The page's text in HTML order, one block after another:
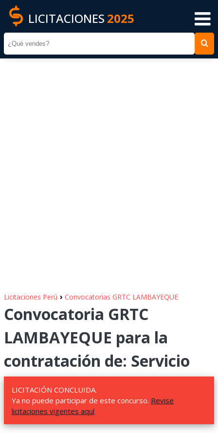
LICITACIONES 2025
Licitaciones Perú › Convocatorias GRTC LAMBAYEQUE
Convocatoria GRTC
LAMBAYEQUE para la
contratación de: Servicio
LICITACIÓN CONCLUIDA.
Ya no puede participar de este concurso. Revise
licitaciones vigentes aquí